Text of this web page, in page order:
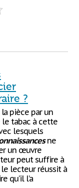
?
la pièce par un
le tabac à cette
lesquels
ne
un œuvre
peut suffire à
lecteur réussit à
qu’il l’a